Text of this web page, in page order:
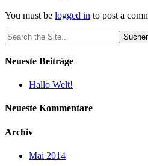
You must be logged in to post a
Search
for:
Neueste Beiträge
Hallo Welt!
Neueste Kommentare
Archiv
Mai 2014